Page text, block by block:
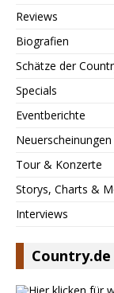
Reviews
Biografien
Schätze der
Specials
Eventberichte
Tour & Konzerte
Storys, Charts &
Interviews